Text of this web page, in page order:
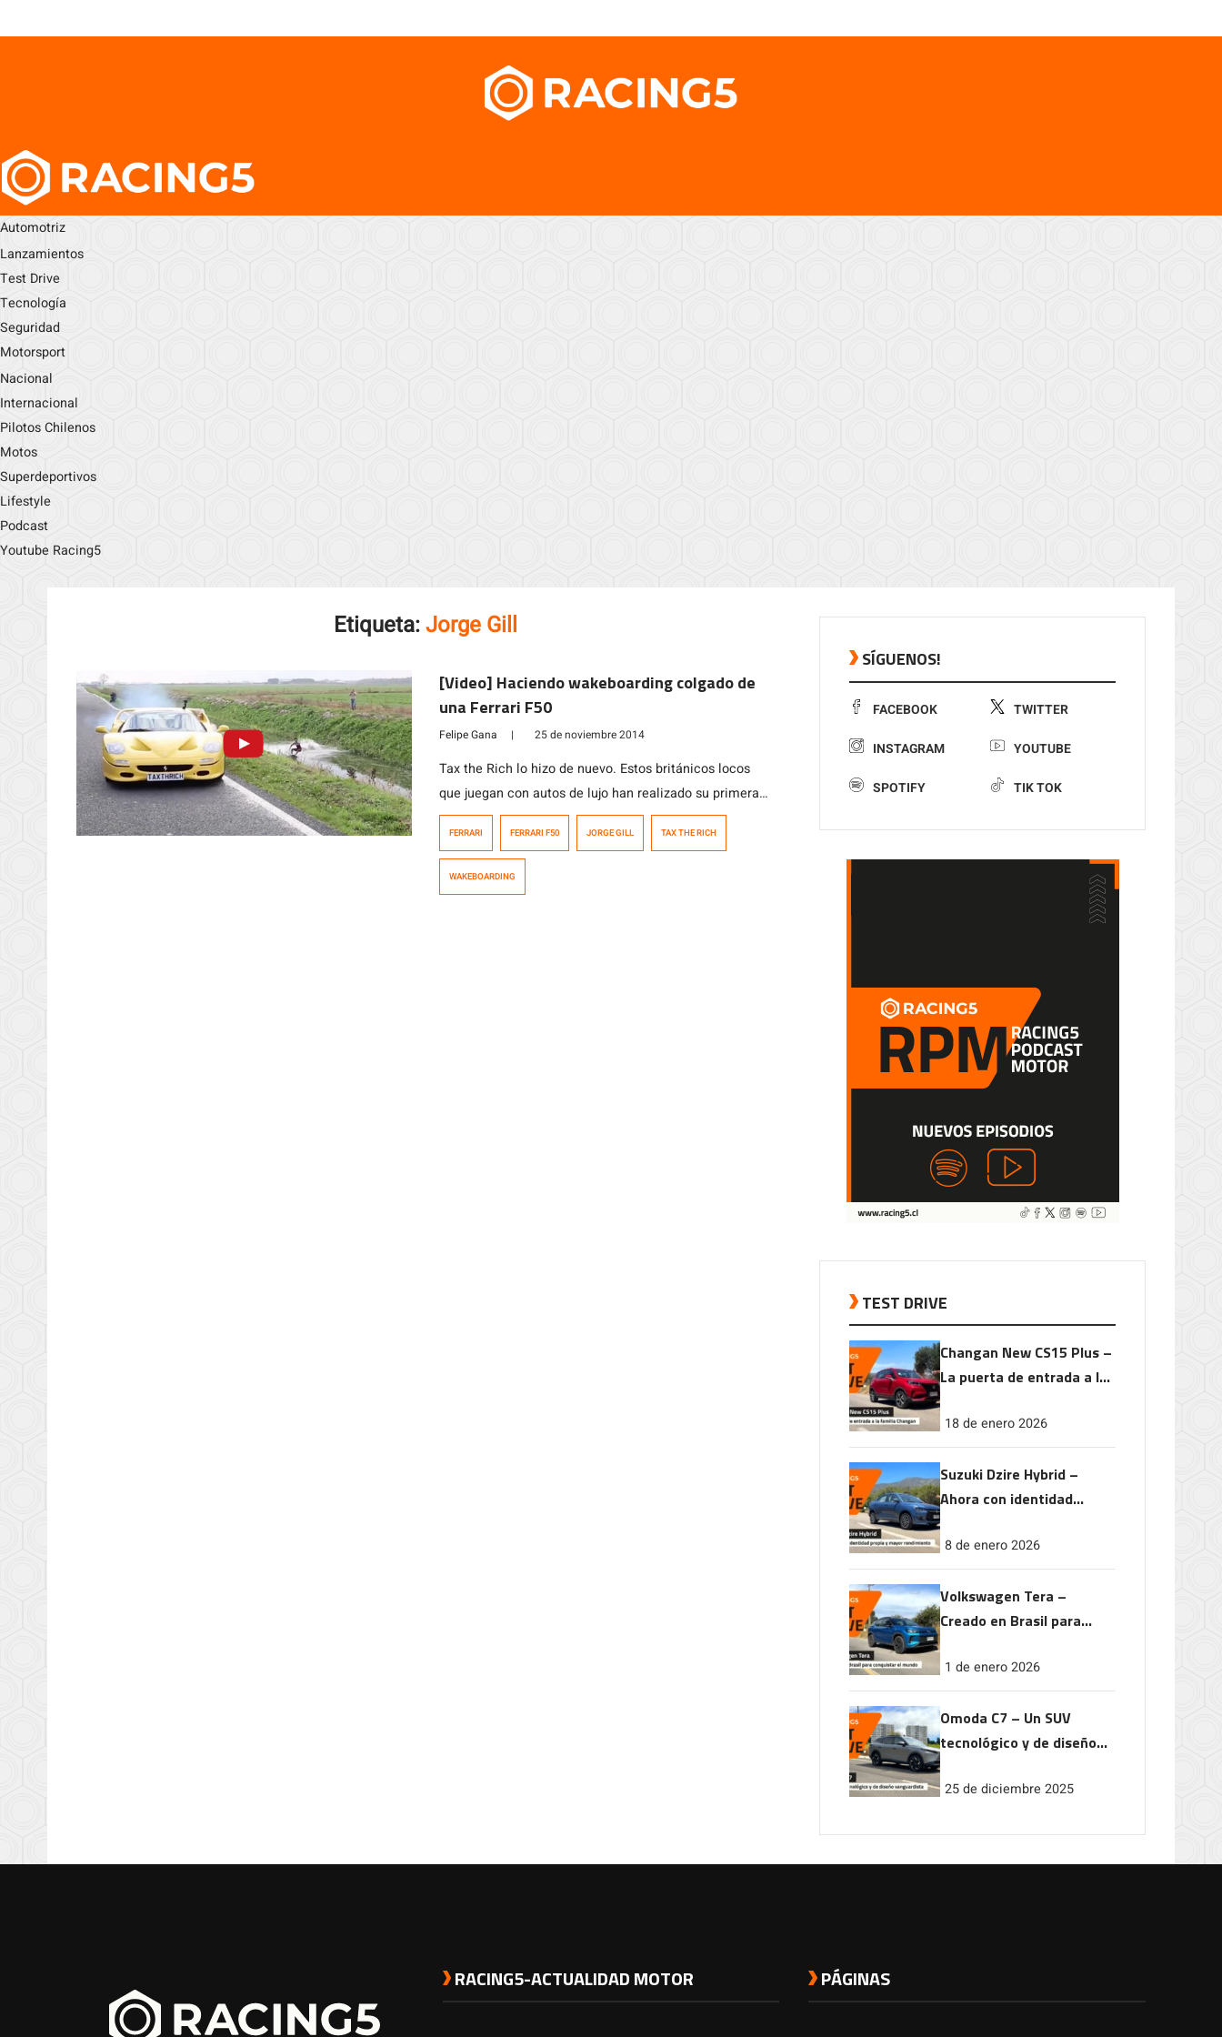
Automotriz
Lanzamientos
Test Drive
Tecnología
Seguridad
Motorsport
Nacional
Internacional
Pilotos Chilenos
Motos
Superdeportivos
Lifestyle
Podcast
Youtube Racing5
Etiqueta:Jorge Gill
[Video] Haciendo wakeboarding colgado de
una Ferrari F50
Felipe Gana | 25 de noviembre 2014
Tax the Rich lo hizo de nuevo. Estos británicos locos
que juegan con autos de lujo han realizado su primera
colaboración con un externo. Y para celebrarlo se han
de Tax the Rich amarran un Wakeboard, manejado por
FERRARI FERRARI F50 JORGE GILL TAX THE RICH
WAKEBOARDING
SÍGUENOS!
FACEBOOK TWITTER
INSTAGRAM YOUTUBE
SPOTIFY TIK TOK
TEST DRIVE
Changan New CS15 Plus –
La puerta de entrada a la
18 de enero 2026
Suzuki Dzire Hybrid –
Ahora con identidad
rendimiento
8 de enero 2026
Volkswagen Tera –
Creado en Brasil para
1 de enero 2026
Omoda C7 – Un SUV
tecnológico y de diseño
25 de diciembre 2025
RACING5-ACTUALIDAD MOTOR PÁGINAS